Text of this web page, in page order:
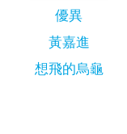
優異
黃嘉進
想飛的烏龜